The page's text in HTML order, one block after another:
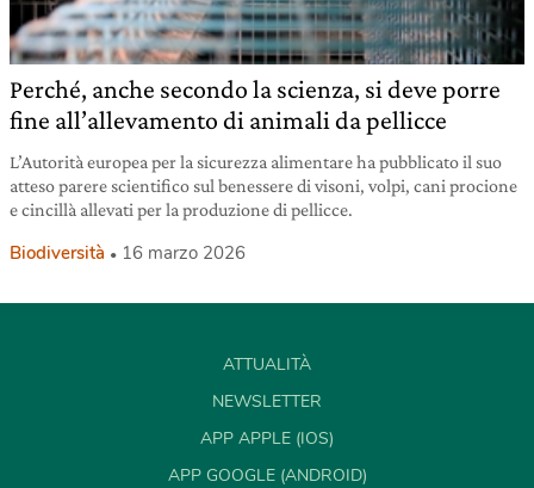
Perché, anche secondo la scienza, si deve porre
fine all’allevamento di animali da pellicce
L’Autorità europea per la sicurezza alimentare ha pubblicato il suo
atteso parere scientifico sul benessere di visoni, volpi, cani procione
e cincillà allevati per la produzione di pellicce.
Biodiversità 16 marzo 2026
ATTUALITÀ
NEWSLETTER
APP APPLE (IOS)
APP GOOGLE (ANDROID)